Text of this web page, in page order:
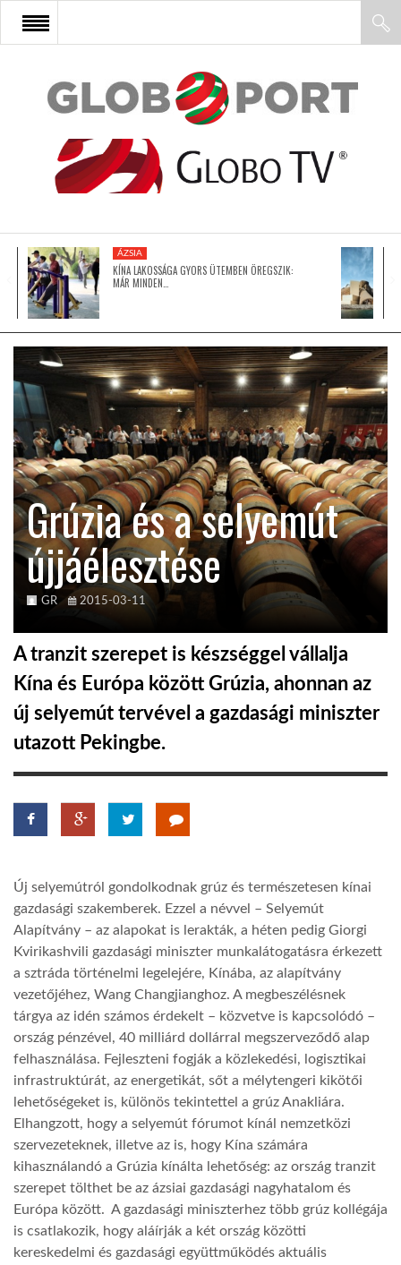
FŐOLDAL
AFRIKA
ÁZSIA
LATIN-AMERIKA
KÖZEL-KELET
AUSZTRÁLIA
A VILÁG ITTHON
GLOBOTV BP
TROPICALMAGAZIN
GLOBOTV
AFRIKA TUDÁSTÁR
A NAP SZÉPE
GLOBOZSARU
DOBRAVERO.HU
ÁZSIA
KÍNA LAKOSSÁGA GYORS ÜTEMBEN ÖREGSZIK:
MÁR MINDEN…
Grúzia és a selyemút
újjáélesztése
GR 2015-03-11
A tranzit szerepet is készséggel vállalja
Kína és Európa között Grúzia, ahonnan az
új selyemút tervével a gazdasági miniszter
utazott Pekingbe.
Új selyemútról gondolkodnak grúz és természetesen kínai
gazdasági szakemberek. Ezzel a névvel – Selyemút
Alapítvány – az alapokat is lerakták, a héten pedig Giorgi
Kvirikashvili gazdasági miniszter munkalátogatásra érkezett
a sztráda történelmi legelejére, Kínába, az alapítvány
vezetőjéhez, Wang Changjianghoz. A megbeszélésnek
tárgya az idén számos érdekelt – közvetve is kapcsolódó –
ország pénzével, 40 milliárd dollárral megszerveződő alap
felhasználása. Fejleszteni fogják a közlekedési, logisztikai
infrastruktúrát, az energetikát, sőt a mélytengeri kikötői
lehetőségeket is, különös tekintettel a grúz Anakliára.
Elhangzott, hogy a selyemút fórumot kínál nemzetközi
szervezeteknek, illetve az is, hogy Kína számára
kihasználandó a Grúzia kínálta lehetőség: az ország tranzit
szerepet tölthet be az ázsiai gazdasági nagyhatalom és
Európa között. A gazdasági miniszterhez több grúz kollégája
is csatlakozik, hogy aláírják a két ország közötti
kereskedelmi és gazdasági együttműködés aktuális